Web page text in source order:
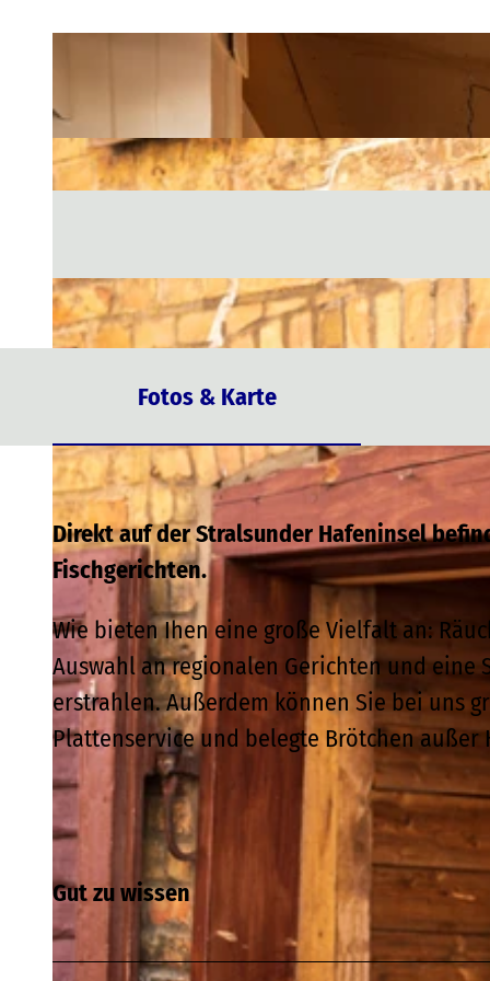
Fotos & Karte
Direkt auf der Stralsunder Hafeninsel
Fischgerichten.
Wie bieten Ihen eine große Vielfalt an:
Auswahl an regionalen Gerichten und
erstrahlen. Außerdem können Sie bei uns
Plattenservice und belegte Brötchen außer
Gut zu wissen